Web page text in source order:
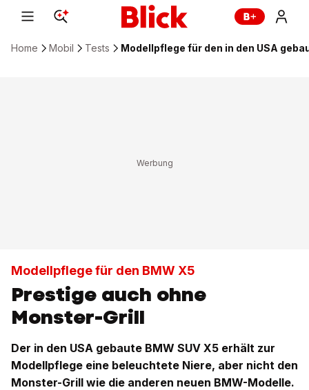
Home Mobil Tests Modellpflege für den in den USA
Modellpflege für den BMW X5
Prestige auch ohne
Monster-Grill
Der in den USA gebaute BMW SUV X5 erhält zur
Modellpflege eine beleuchtete Niere, aber nicht den
Monster-Grill wie die anderen neuen BMW-Modelle.